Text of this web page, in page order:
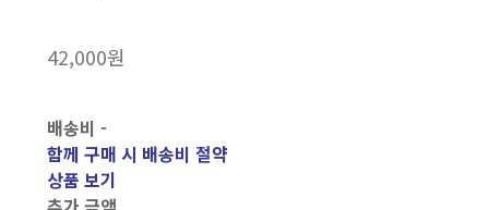
42,000원
배송비 -
함께 구매 시 배송비 절약
상품 보기